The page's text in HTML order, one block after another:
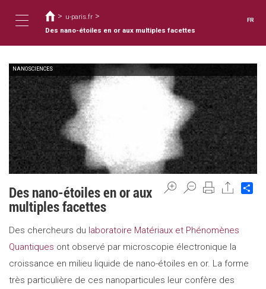
contenu
Toggle
navigation
êtes
ici
> u-paris.fr >
Des nano-étoiles en or aux multiples facettes
FR
NANOSCIENCES
Des nano-étoiles en or aux
multiples facettes
Des chercheurs du laboratoire Matériaux et Phénomènes
Quantiques ont observé par microscopie électronique la
croissance en milieu liquide de nano-étoiles en or. La forme
très particulière de ces nanoparticules leur confère des